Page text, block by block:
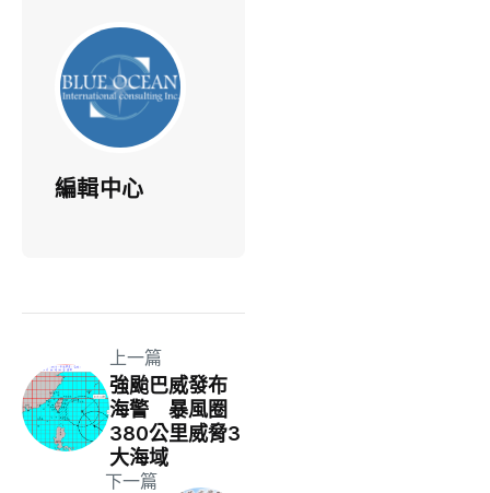
編輯中心
上一篇
強颱巴威發布
海警 暴風圈
380公里威脅3
大海域
下一篇